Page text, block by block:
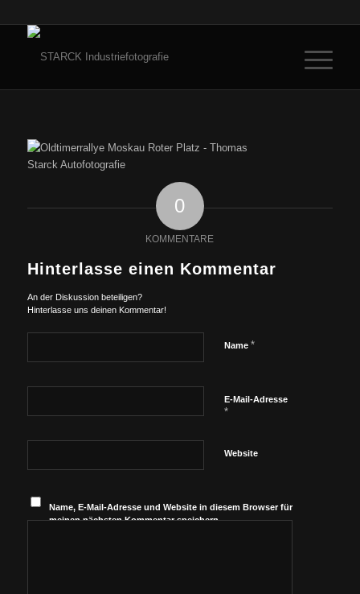
0
KOMMENTARE
Hinterlasse einen Kommentar
An der Diskussion beteiligen?
Hinterlasse uns deinen Kommentar!
Name *
E-Mail-Adresse
*
Website
Name, E-Mail-Adresse und Website in diesem Browser für
meinen nächsten Kommentar speichern.